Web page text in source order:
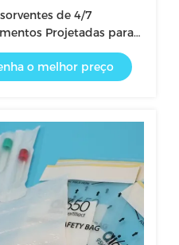
de 4/7
Projetadas para
Eficiente de Fluidos e
Fácil
o melhor preço